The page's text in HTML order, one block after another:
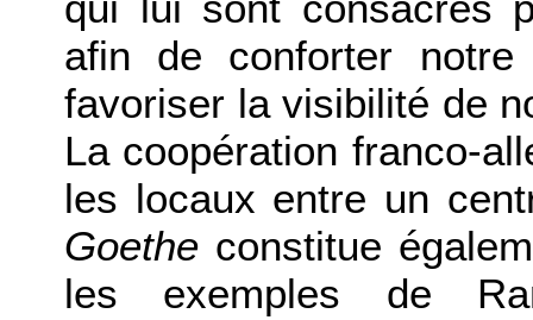
afin de conforter
favoriser la visibilité de
La coopération franco-
les locaux entre un
Goethe constitue
les exemples de